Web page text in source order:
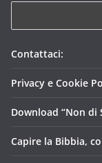
Contattaci:
Privacy e Cookie
Download “Non di
Capire la Bibbia,